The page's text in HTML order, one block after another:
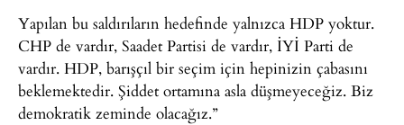
Yapılan bu saldırıların hedefinde yalnızca HDP yoktur.
CHP de vardır, Saadet Partisi de vardır, İYİ Parti de
vardır. HDP, barışçıl bir seçim için hepinizin çabasını
beklemektedir. Şiddet ortamına asla düşmeyeceğiz. Biz
demokratik zeminde olacağız.”